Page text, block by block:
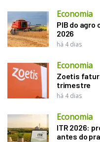
Economia
PIB do agro
2026
há 4 dias
Economia
Zoetis
trimestre
há 4 dias
Economia
ITR 2026:
antes do